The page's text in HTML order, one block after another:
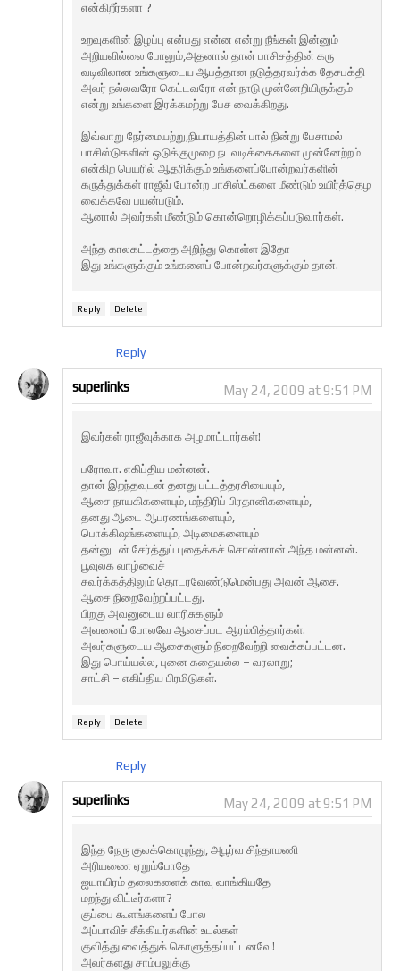
என்கிறீர்களா ?
உறவுகளின் இழப்பு என்பது என்ன என்று நீங்கள் இன்னும்
அறியவில்லை போலும்,அதனால் தான் பாசிசத்தின் கரு
வடிவிலான உங்களுடைய ஆபத்தான‌ நடுத்தரவர்க்க தேசபக்தி
அவர் நல்லவரோ கெட்டவரோ என் நாடு முன்னேறியிருக்கும்
என்று உங்களை இ‌ரக்கமற்று பேச வைக்கிறது.
இவ்வாறு நேர்மையற்று,நியாயத்தின் பால் நின்று பேசாமல்
பாசிஸ்டுகளின் ஒடுக்குமுறை நடவடிக்கைகளை முன்னேற்றம்
என்கிற பெயரில் ஆதரிக்கும் உங்களைப்போன்றவர்களின்
கருத்துக்கள் ராஜீவ் போன்ற பாசிஸ்ட்களை மீண்டும் உயிர்த்தெழ
வைக்கவே பயன்படும்.
ஆனால் அவர்கள் மீண்டும் கொன்றொழிக்கப்படுவார்கள்.
அந்த காலகட்டத்தை அறிந்து கொள்ள இதோ
இது உங்களுக்கும் உங்களைப் போன்றவர்களுக்கும் தான்.
Reply Delete
Reply
superlinks May 24, 2009 at 9:51 PM
இவர்கள் ராஜீவுக்காக அழமாட்டார்கள்!
பரோவா. எகிப்திய மன்னன்.
தான் இறந்தவுடன் தனது பட்டத்தரசியையும்,
ஆசை நாயகிகளையும், மந்திரிப் பிரதானிகளையும்,
தனது ஆடை ஆபரணங்களையும்,
பொக்கிஷங்களையும், அடிமைகளையும்
தன்னுடன் சேர்த்துப் புதைக்கச் சொன்னான் அந்த மன்னன்.
பூவுலக வாழ்வைச்
சுவர்க்கத்திலும் தொடரவேண்டுமென்பது அவன் ஆசை.
ஆசை நிறைவேற்றப்பட்டது.
பிறகு அவனுடைய வாரிசுகளும்
அவனைப் போலவே ஆசைப்பட ஆரம்பித்தார்கள்.
அவர்களுடைய ஆசைகளும் நிறைவேற்றி வைக்கப்பட்டன.
இது பொய்யல்ல, புனை கதையல்ல – வரலாறு;
சாட்சி – எகிப்திய பிரமிடுகள்.
Reply Delete
Reply
superlinks May 24, 2009 at 9:51 PM
இந்த நேரு குலக்கொழுந்து, அபூர்வ சிந்தாமணி
அரியணை ஏறும்போதே
ஐயாயிரம் தலைகளைக் காவு வாங்கியதே
மறந்து விட்டீர்களா?
குப்பை கூளங்களைப் போல
அப்பாவிச் சீக்கியர்களின் உடல்கள்
குவித்து வைத்துக் கொளுத்தப்பட்டனவே!
அவர்களது சாம்பலுக்கு